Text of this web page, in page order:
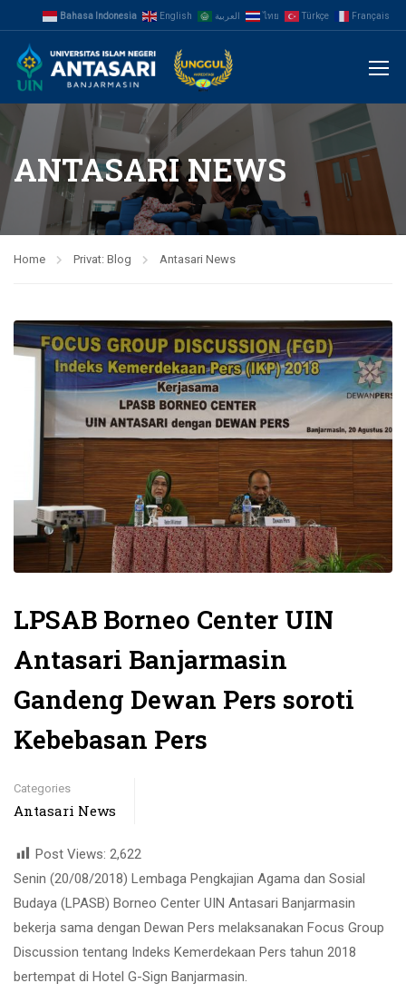
Bahasa Indonesia English العربية ไทย Türkçe Français
ANTASARI NEWS
Home Privat: Blog Antasari News
LPSAB Borneo Center UIN
Antasari Banjarmasin
Gandeng Dewan Pers soroti
Kebebasan Pers
Categories
Antasari News
Post Views: 2,622
Senin (20/08/2018) Lembaga Pengkajian Agama dan Sosial
Budaya (LPASB) Borneo Center UIN Antasari Banjarmasin
bekerja sama dengan Dewan Pers melaksanakan Focus Group
Discussion tentang Indeks Kemerdekaan Pers tahun 2018
bertempat di Hotel G-Sign Banjarmasin.